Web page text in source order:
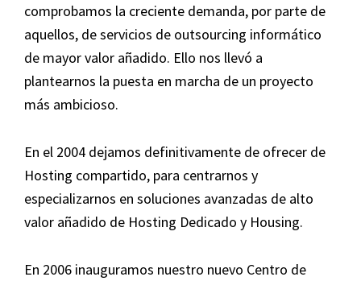
comprobamos la creciente demanda, por parte de
aquellos, de servicios de outsourcing informático
de mayor valor añadido. Ello nos llevó a
plantearnos la puesta en marcha de un proyecto
más ambicioso.
En el 2004 dejamos definitivamente de ofrecer de
Hosting compartido, para centrarnos y
especializarnos en soluciones avanzadas de alto
valor añadido de Hosting Dedicado y Housing.
En 2006 inauguramos nuestro nuevo Centro de